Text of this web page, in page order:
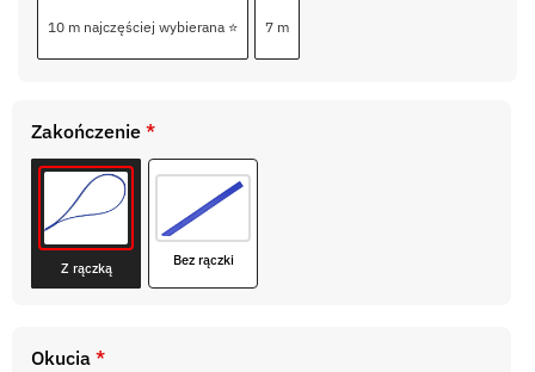
10 m najczęściej wybierana ⭐ 7 m
Zakończenie *
Z rączką
Bez rączki
Okucia *